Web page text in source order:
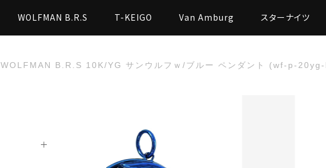
WOLFMAN B.R.S T-KEIGO Van Amburg スターナイツ
WOLFMAN B.R.S 10K/YG サンウルフｗ/ブルー ペンダント (wf-p-